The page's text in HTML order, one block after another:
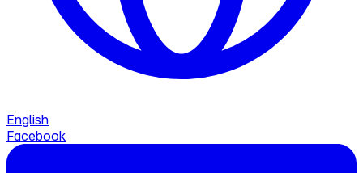
English
Facebook